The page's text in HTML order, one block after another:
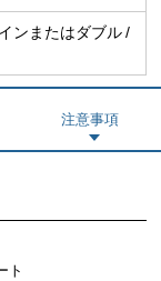
ンまたはダブル
注意事項
ト